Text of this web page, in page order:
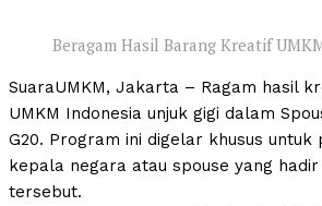
Beragam Hasil Barang Kreatif
SuaraUMKM, Jakarta – Ragam hasil
UMKM Indonesia unjuk gigi dalam
G20. Program ini digelar khusus untuk
kepala negara atau spouse yang
tersebut.